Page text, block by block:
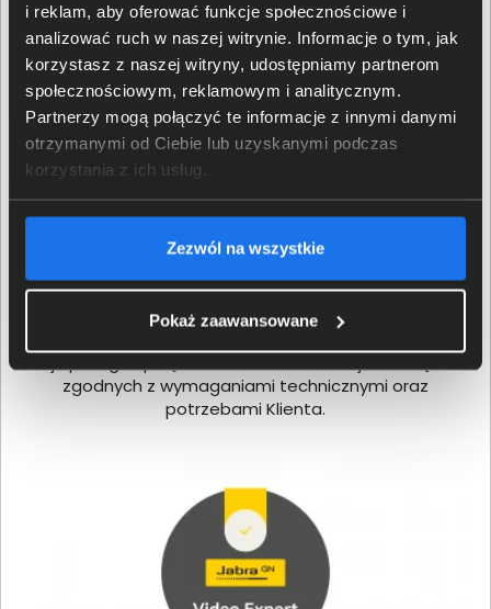
i reklam, aby oferować funkcje społecznościowe i
analizować ruch w naszej witrynie. Informacje o tym, jak
korzystasz z naszej witryny, udostępniamy partnerom
społecznościowym, reklamowym i analitycznym.
Partnerzy mogą połączyć te informacje z innymi danymi
otrzymanymi od Ciebie lub uzyskanymi podczas
korzystania z ich usług.
Zezwól na wszystkie
Pokaż zaawansowane
Jabra Video Expert Club
Certyfikat Jabra Video Expert Club, który posiada nasza
firma, daje pewność, że wiedza, doświadczenie i
zgodnych z wymaganiami technicznymi oraz
potrzebami Klienta.